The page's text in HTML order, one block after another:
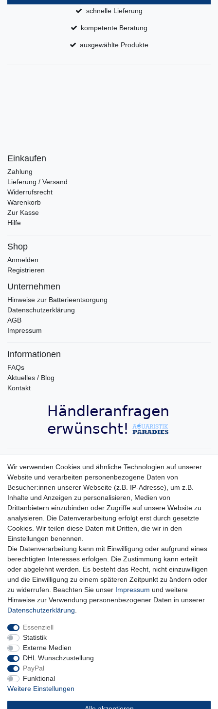
schnelle Lieferung
kompetente Beratung
ausgewählte Produkte
Einkaufen
Zahlung
Lieferung / Versand
Widerrufsrecht
Warenkorb
Zur Kasse
Hilfe
Shop
Anmelden
Registrieren
Unternehmen
Hinweise zur Batterieentsorgung
Datenschutzerklärung
AGB
Impressum
Informationen
FAQs
Aktuelles / Blog
Kontakt
Aquaristik-Paradies Newsletter
E-MAIL **
Newsletter
Honig
Hiermit bestätige ich, dass ich dieDaten­schutz­erklärunggelesen habe. Meine
Einwilligung kann ich jederzeit widerrufen.**
** Hierbei handelt es sich um ein Pflichtfeld.
Impressum Daten­schutz­erklärung AGB
Wir verwenden Cookies und ähnliche Technologien auf unserer
Website und verarbeiten personenbezogene Daten von
Besucher:innen unserer Webseite (z.B. IP-Adresse), um z.B.
Inhalte und Anzeigen zu personalisieren, Medien von
Drittanbietern einzubinden oder Zugriffe auf unsere Website zu
analysieren. Die Datenverarbeitung erfolgt erst durch gesetzte
Cookies. Wir teilen diese Daten mit Dritten, die wir in den
Einstellungen benennen.
Die Datenverarbeitung kann mit Einwilligung oder aufgrund eines
berechtigten Interesses erfolgen. Die Zustimmung kann erteilt
oder abgelehnt werden. Es besteht das Recht, nicht einzuwilligen
und die Einwilligung zu einem späteren Zeitpunkt zu ändern oder
zu widerrufen. Beachten Sie unser Impressum und weitere
Hinweise zur Verwendung personenbezogener Daten in unserer
Daten­schutz­erklärung
Essenziell
Statistik
Externe Medien
DHL Wunschzustellung
PayPal
Funktional
Weitere Einstellungen